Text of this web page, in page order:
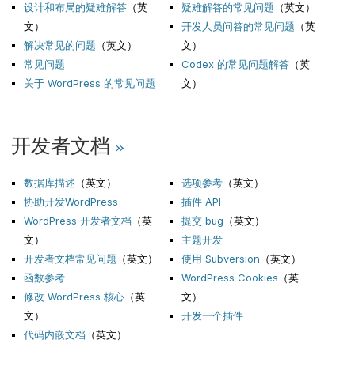
设计和布局的疑难解答 （英
文）
解决常见的问题 （英文）
常见问题
关于 WordPress 的常见问题
疑难解答的常见问题 （英文）
开发人员问答的常见问题 （英
文）
Codex 的常见问题解答 （英
文）
开发者文档 »
数据库描述 （英文）
协助开发WordPress
WordPress 开发者文档 （英
文）
开发者文档常见问题 （英文）
函数参考
修改 WordPress 核心 （英
文）
代码内嵌文档 （英文）
选项参考 （英文）
插件 API
提交 bug （英文）
主题开发
使用 Subversion （英文）
WordPress Cookies （英
文）
开发一个插件